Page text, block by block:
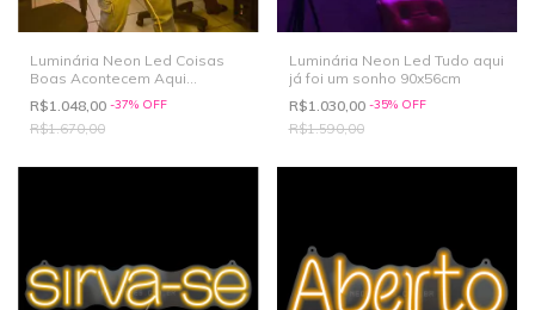
Luminária Neon Led Coisas
Boas Acontecem Aqui
108x55cm
R$1.048,00 -37% OFF
R$1.670,00
Luminária Neon Led Tudo aqui
já foi um sonho 90x56cm
R$1.030,00 -35% OFF
R$1.590,00